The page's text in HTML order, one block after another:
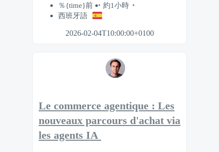
％{time}前
約1小時
西班牙語
2026-02-04T10:00:00+0100
Le commerce agentique : Les
nouveaux parcours d'achat via
les agents IA